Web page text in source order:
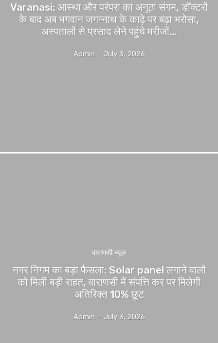
Varanasi: आस्था और परंपरा का अनूठा संगम, डॉक्टरों
के बाद अब भगवान जगन्नाथ के काढ़े पर बढ़ा भरोसा,
अस्पतालों से प्रसाद लेने पहुंचे मरीजों...
Admin - July 3, 2026
वाराणसी न्यूज़
नगर निगम का बड़ा फैसला: Solar panel लगाने वालों
को मिली बड़ी राहत, वाराणसी में संपत्ति कर पर मिलेगी
अतिरिक्त 10% छूट
Admin - July 3, 2026